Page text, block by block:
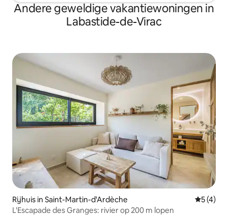
Andere geweldige vakantiewoningen in
Labastide-de-Virac
Rijhuis in Saint-Martin-d'Ardèche
5 (4)
L'Escapade des Granges: rivier op 200 m lopen